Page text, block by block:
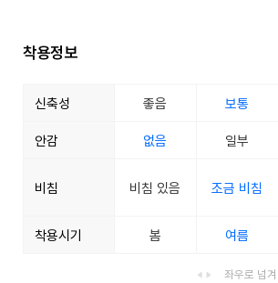
착용정보
신축성 좋음 보통
안감 없음 일부
비침 비침 있음 조금 비침
착용시기 봄 여름
좌우로 넘